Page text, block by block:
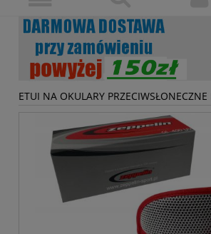
ETUI NA OKULARY PRZECIWSŁONECZNE